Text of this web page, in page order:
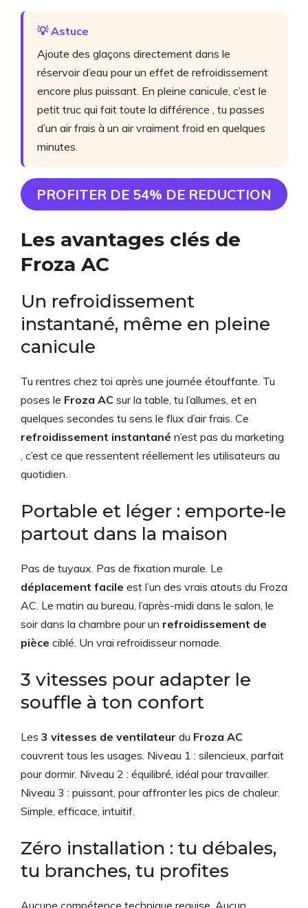
💡 Astuce
Ajoute des glaçons directement dans le
réservoir d’eau pour un effet de refroidissement
encore plus puissant. En pleine canicule, c’est le
petit truc qui fait toute la différence , tu passes
d’un air frais à un air vraiment froid en quelques
minutes.
PROFITER DE 54% DE REDUCTION
Les avantages clés de
Froza AC
Un refroidissement
instantané, même en pleine
canicule
Tu rentres chez toi après une journée étouffante. Tu
poses le Froza AC sur la table, tu l’allumes, et en
quelques secondes tu sens le flux d’air frais. Ce
refroidissement instantané n’est pas du marketing
, c’est ce que ressentent réellement les utilisateurs au
quotidien.
Portable et léger : emporte-le
partout dans la maison
Pas de tuyaux. Pas de fixation murale. Le
déplacement facile est l’un des vrais atouts du Froza
AC. Le matin au bureau, l’après-midi dans le salon, le
soir dans la chambre pour un refroidissement de
pièce ciblé. Un vrai refroidisseur nomade.
3 vitesses pour adapter le
souffle à ton confort
Les 3 vitesses de ventilateur du Froza AC
couvrent tous les usages. Niveau 1 : silencieux, parfait
pour dormir. Niveau 2 : équilibré, idéal pour travailler.
Niveau 3 : puissant, pour affronter les pics de chaleur.
Simple, efficace, intuitif.
Zéro installation : tu débales,
tu branches, tu profites
Aucune compétence technique requise. Aucun